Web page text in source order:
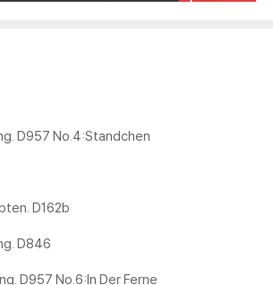
D957 No.4:Standchen
D162b
D846
D957 No.6:In Der Ferne